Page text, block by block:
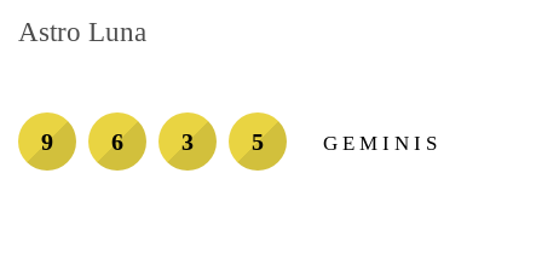
Astro Luna
9 6 3 5 GEMINIS